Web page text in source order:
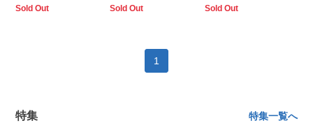
Sold Out Sold Out
レット
Sold Out
1
特集 特集一覧へ